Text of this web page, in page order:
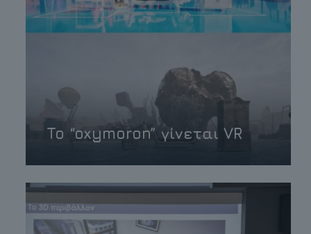
To “oxymoron” γίνεται VR